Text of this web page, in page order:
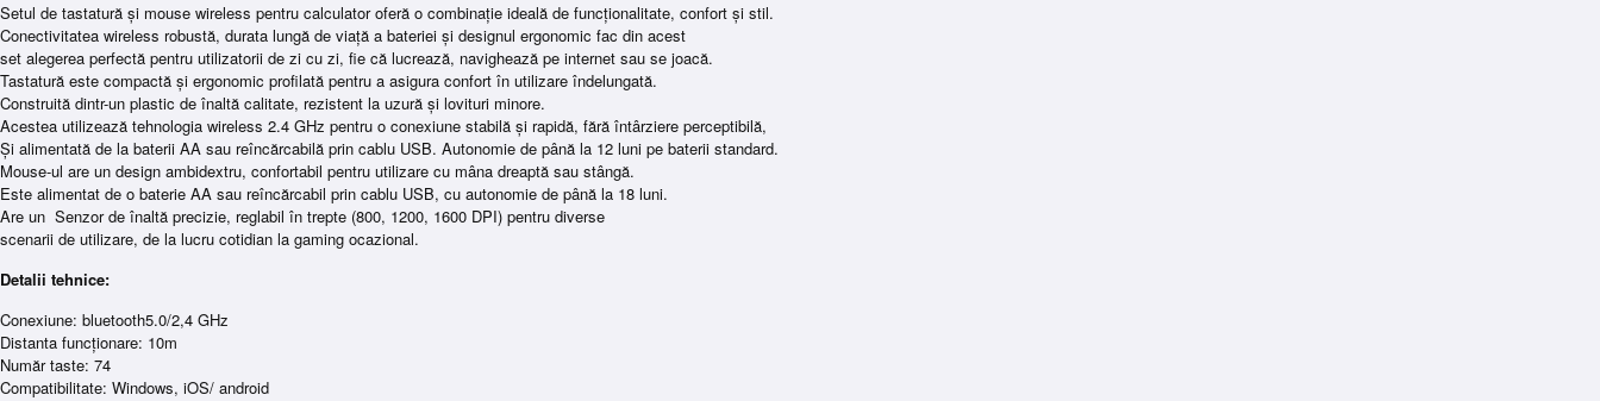
Setul de tastatură și mouse wireless pentru calculator oferă o combinație ideală de funcționalitate, confort și stil.
Conectivitatea wireless robustă, durata lungă de viață a bateriei și designul ergonomic fac din acest
set alegerea perfectă pentru utilizatorii de zi cu zi, fie că lucrează, navighează pe internet sau se joacă.
Tastatură este compactă și ergonomic profilată pentru a asigura confort în utilizare îndelungată.
Construită dintr-un plastic de înaltă calitate, rezistent la uzură și lovituri minore.
Acestea utilizează tehnologia wireless 2.4 GHz pentru o conexiune stabilă și rapidă, fără întârziere perceptibilă,
Și alimentată de la baterii AA sau reîncărcabilă prin cablu USB. Autonomie de până la 12 luni pe baterii standard.
Mouse-ul are un design ambidextru, confortabil pentru utilizare cu mâna dreaptă sau stângă.
Este alimentat de o baterie AA sau reîncărcabil prin cablu USB, cu autonomie de până la 18 luni.
Are un Senzor de înaltă precizie, reglabil în trepte (800, 1200, 1600 DPI) pentru diverse
scenarii de utilizare, de la lucru cotidian la gaming ocazional.
Detalii tehnice:
Conexiune: bluetooth5.0/2,4 GHz
Distanta funcționare: 10m
Număr taste: 74
Compatibilitate: Windows, iOS/ android